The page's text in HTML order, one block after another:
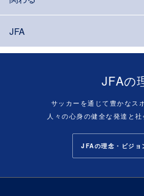
JFA
JFAの
サッカーを通じて豊かなス
人々の心身の健全な発達と社
JFAの理念・ビジョ